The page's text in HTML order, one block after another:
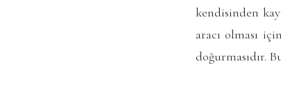
kendisinden
aracı olması
doğurmasıdır.